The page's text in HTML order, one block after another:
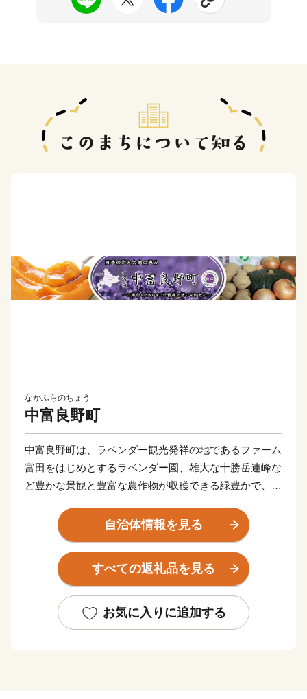
なかふらのちょう
中富良野町
中富良野町は、ラベンダー観光発祥の地であるファーム
富田をはじめとするラベンダー園、雄大な十勝岳連峰な
ど豊かな景観と豊富な農作物が収穫できる緑豊かで、の
また、クリーン農業推進の町を宣言し、ふるさと納税
ではみなさまにメロン、米など安全安心な農作物を返礼
品としてお届けしてまいりました。夏は寒暖差が激し
く、糖度の高いメロン、湿度が低く冷涼な気候により可
いま、中富良野町では、これまでの取組が芽を出し始
自治体情報を見る
すべての返礼品を見る
お気に入りに追加する